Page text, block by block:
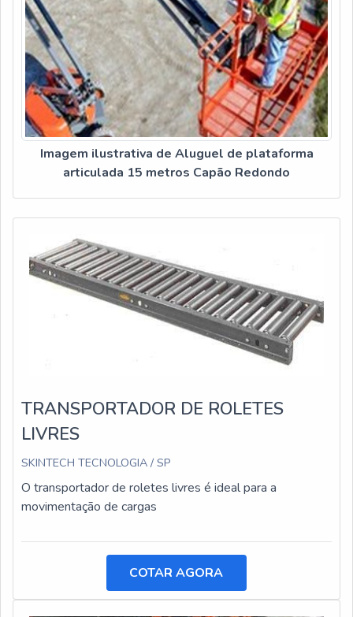
Imagem ilustrativa de Aluguel de plataforma
articulada 15 metros Capão Redondo
TRANSPORTADOR DE ROLETES
LIVRES
SKINTECH TECNOLOGIA / SP
O transportador de roletes livres é ideal para a
movimentação de cargas
COTAR AGORA